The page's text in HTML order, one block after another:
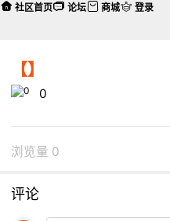
【】
0
浏览量 0
评论
社区首页 论坛 商城 登录